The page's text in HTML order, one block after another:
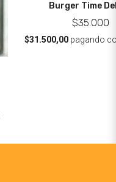
Burger Time
$35.000
$31.500,00 pagando